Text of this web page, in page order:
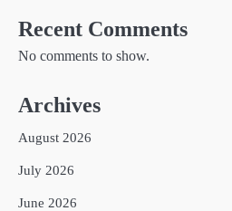
Recent Comments
No comments to show.
Archives
August 2026
July 2026
June 2026